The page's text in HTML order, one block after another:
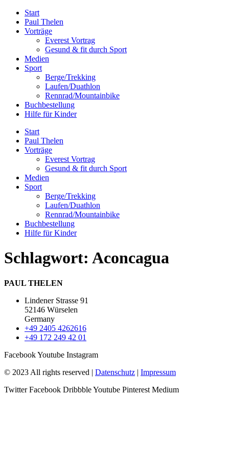
Zum
Inhalt
springen
Start
Paul Thelen
Vorträge
Everest Vortrag
Gesund & fit durch Sport
Medien
Sport
Berge/Trekking
Laufen/Duathlon
Rennrad/Mountainbike
Buchbestellung
Hilfe für Kinder
Start
Paul Thelen
Vorträge
Everest Vortrag
Gesund & fit durch Sport
Medien
Sport
Berge/Trekking
Laufen/Duathlon
Rennrad/Mountainbike
Buchbestellung
Hilfe für Kinder
Schlagwort: Aconcagua
PAUL THELEN
Lindener Strasse 91
52146 Würselen
Germany
+49 2405 4262616
+49 172 249 42 01
FacebookYoutube Instagram
© 2023 All rights reserved | Datenschutz | Impressum
Twitter Facebook DribbbleYoutube Pinterest Medium